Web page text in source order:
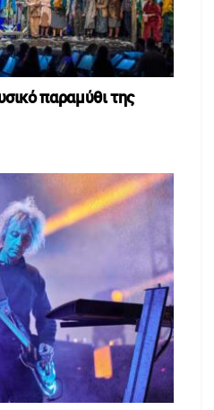
παραμύθι της